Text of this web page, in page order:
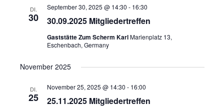
DI.
30 30.09.2025 Mitgliedertreffen
September 30, 2025 @ 14:30 - 16:30
Gaststätte Zum Scherm KarlMarienplatz 13,
Eschenbach, Germany
November 2025
DI.
25 25.11.2025 Mitgliedertreffen
November 25, 2025 @ 14:30 - 16:00